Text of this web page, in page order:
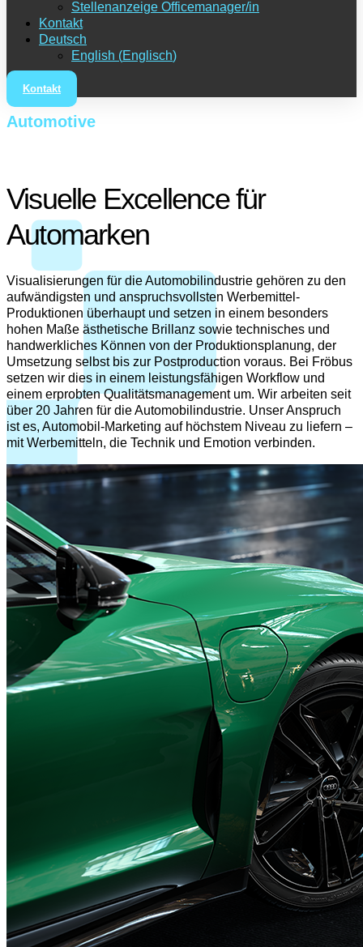
Stellenanzeige Officemanager/in
Kontakt
Deutsch
English (Englisch)
Kontakt
Automotive
Visuelle Excellence für
Automarken
Visualisierungen für die Automobilindustrie gehören zu den
aufwändigsten und anspruchsvollsten Werbemittel-
Produktionen überhaupt und setzen in einem besonders
hohen Maße ästhetische Brillanz sowie technisches und
handwerkliches Können von der Produktionsplanung, der
Umsetzung selbst bis zur Postproduction voraus. Bei Fröbus
setzen wir dies in einem leistungsfähigen Workflow und
einem erprobten Qualitätsmanagement um. Wir arbeiten seit
über 20 Jahren für die Automobilindustrie. Unser Anspruch
ist es, Automobil-Marketing auf höchstem Niveau zu liefern –
mit Werbemitteln, die Technik und Emotion verbinden.